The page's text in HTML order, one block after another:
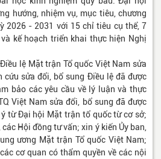
hướng, nhiệm vụ, mục tiêu, chương
2026 - 2031 với 15 chỉ tiêu cụ thể, 7
kế hoạch triển khai thực hiện Nghị
lệ Mặt trận Tổ quốc Việt Nam sửa
cứu sửa đổi, bổ sung Điều lệ đã được
bảo các yêu cầu về lý luận và thực
Việt Nam sửa đổi, bổ sung đã được
từ Đại hội Mặt trận tổ quốc từ cơ sở;
Hội đồng tư vấn; xin ý kiến Ủy ban,
ương Mặt trận Tổ quốc Việt Nam;
cơ quan có thẩm quyền về các nội